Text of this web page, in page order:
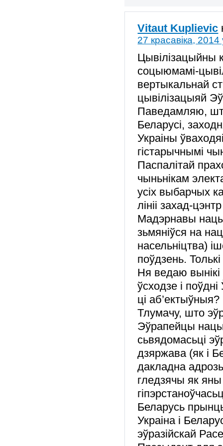
Vitaut Kuplievic
27 красавіка,
Цывілізацыйны
соцыюмамі-
вертыкальнай
цывілізацыяй
Паведамляю,
Беларусі,
Украіны
гістарычнымі
Паспалітай
чыньнікам
усіх выбарчых
лініі захад-
Мадэрнавы
зьмяніўся на
насельніцтва)
поўдзень.
Ня ведаю
ўсходзе і
ці
Тлумачу, што
Эўрапейцы
сьвядомасьці
дзяржава (як і
дакладна
гледзячы як
Беларусь
Украіна і
эўразійскай